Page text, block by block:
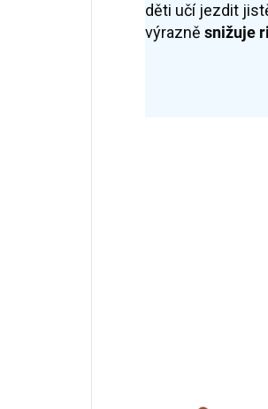
děti učí jezdit
výrazně snižuje